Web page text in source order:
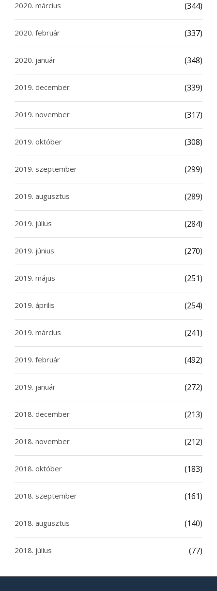
2020. március (344)
2020. február (337)
2020. január (348)
2019. december (339)
2019. november (317)
2019. október (308)
2019. szeptember (299)
2019. augusztus (289)
2019. július (284)
2019. június (270)
2019. május (251)
2019. április (254)
2019. március (241)
2019. február (492)
2019. január (272)
2018. december (213)
2018. november (212)
2018. október (183)
2018. szeptember (161)
2018. augusztus (140)
2018. július (77)